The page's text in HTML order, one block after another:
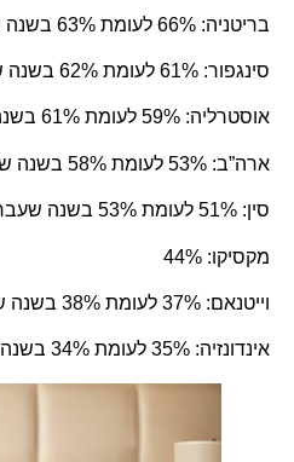
בריטניה: 66% לעומת 63% בשנה שעברה
סינגפור: 61% לעומת 62% בשנה שעברה
אוסטרליה: 59% לעומת 61% בשנה שעברה
ארה”ב: 53% לעומת 58% בשנה שעברה
סין: 51% לעומת 53% בשנה שעברה
מקסיקו: 44%
וייטנאם: 37% לעומת 38% בשנה שעברה
אינדונזיה: 35% לעומת 34% בשנה שעברה